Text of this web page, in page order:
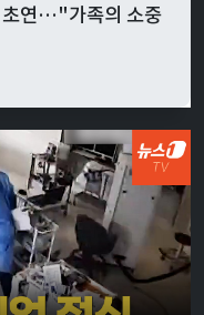
초연…"가족의 소중